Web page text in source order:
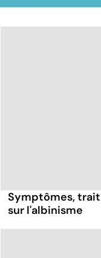
Symptômes,
sur l'albinisme